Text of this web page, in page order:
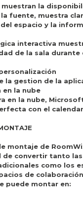
muestran la
la fuente, muestra
espacio y la
interactiva
de la sala durante
la gestion de la
la nube
en la nube,
con el
montaje de
de convertir tanto las
como los
de
puede montar en: